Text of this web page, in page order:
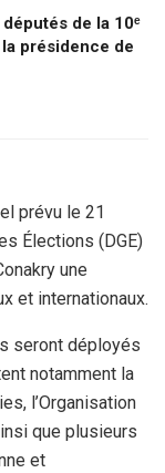
de la 10ᵉ
présidence de
prévu le 21
Élections (DGE)
une
et internationaux.
seront déployés
notamment la
l’Organisation
que plusieurs
et